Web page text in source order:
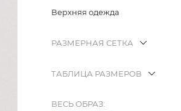
Верхняя одежда
РАЗМЕРНАЯ СЕТКА
ТАБЛИЦА РАЗМЕРОВ
ВЕСЬ ОБРАЗ: